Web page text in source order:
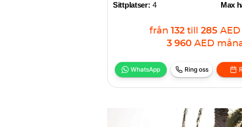
Sittplatser: 4
Max
från 132 till 285 AED
3 960 AED
WhatsApp Ring oss